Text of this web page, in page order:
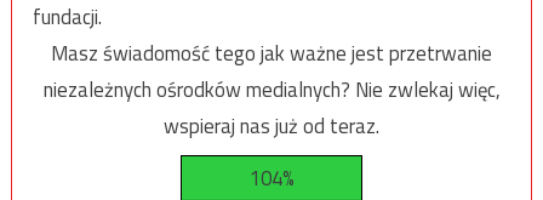
fundacji.
Masz świadomość tego jak ważne jest przetrwanie
niezależnych ośrodków medialnych? Nie zwlekaj więc,
wspieraj nas już od teraz.
104%